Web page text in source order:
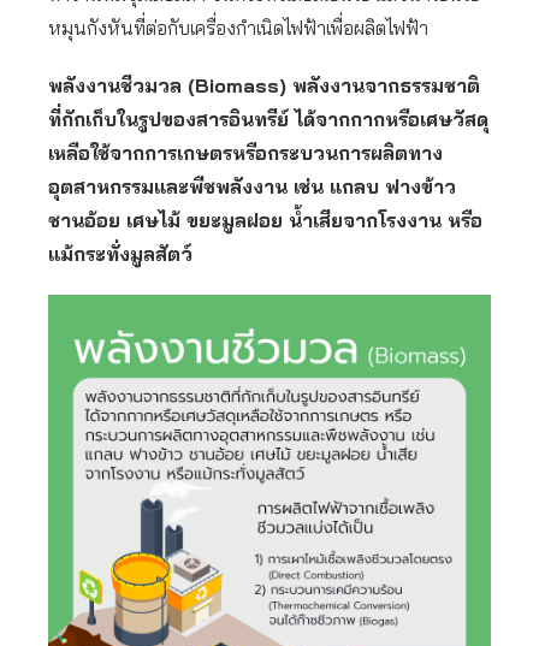
หมุนกังหันที่ต่อกับเครื่องกำเนิดไฟฟ้าเพื่อผลิตไฟฟ้า
พลังงานชีวมวล (Biomass) พลังงานจากธรรมชาติ
ที่กักเก็บในรูปของสารอินทรีย์ ได้จากกากหรือเศษวัสดุ
เหลือใช้จากการเกษตรหรือกระบวนการผลิตทาง
อุตสาหกรรมและพืชพลังงาน เช่น แกลบ ฟางข้าว
ชานอ้อย เศษไม้ ขยะมูลฝอย น้ำเสียจากโรงงาน หรือ
แม้กระทั่งมูลสัตว์